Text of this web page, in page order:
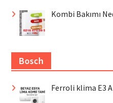
Kombi Bakımı
Bosch
Ferroli klima E3